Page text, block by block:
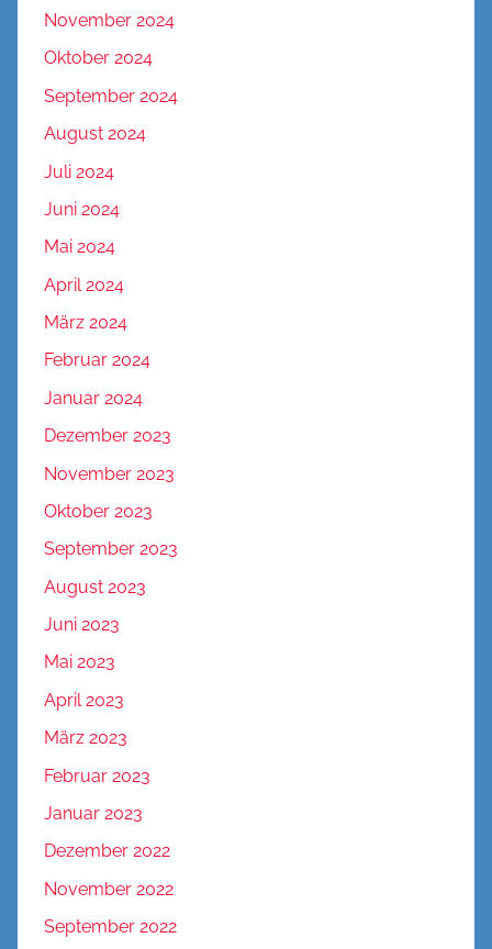
November 2024
Oktober 2024
September 2024
August 2024
Juli 2024
Juni 2024
Mai 2024
April 2024
März 2024
Februar 2024
Januar 2024
Dezember 2023
November 2023
Oktober 2023
September 2023
August 2023
Juni 2023
Mai 2023
April 2023
März 2023
Februar 2023
Januar 2023
Dezember 2022
November 2022
September 2022